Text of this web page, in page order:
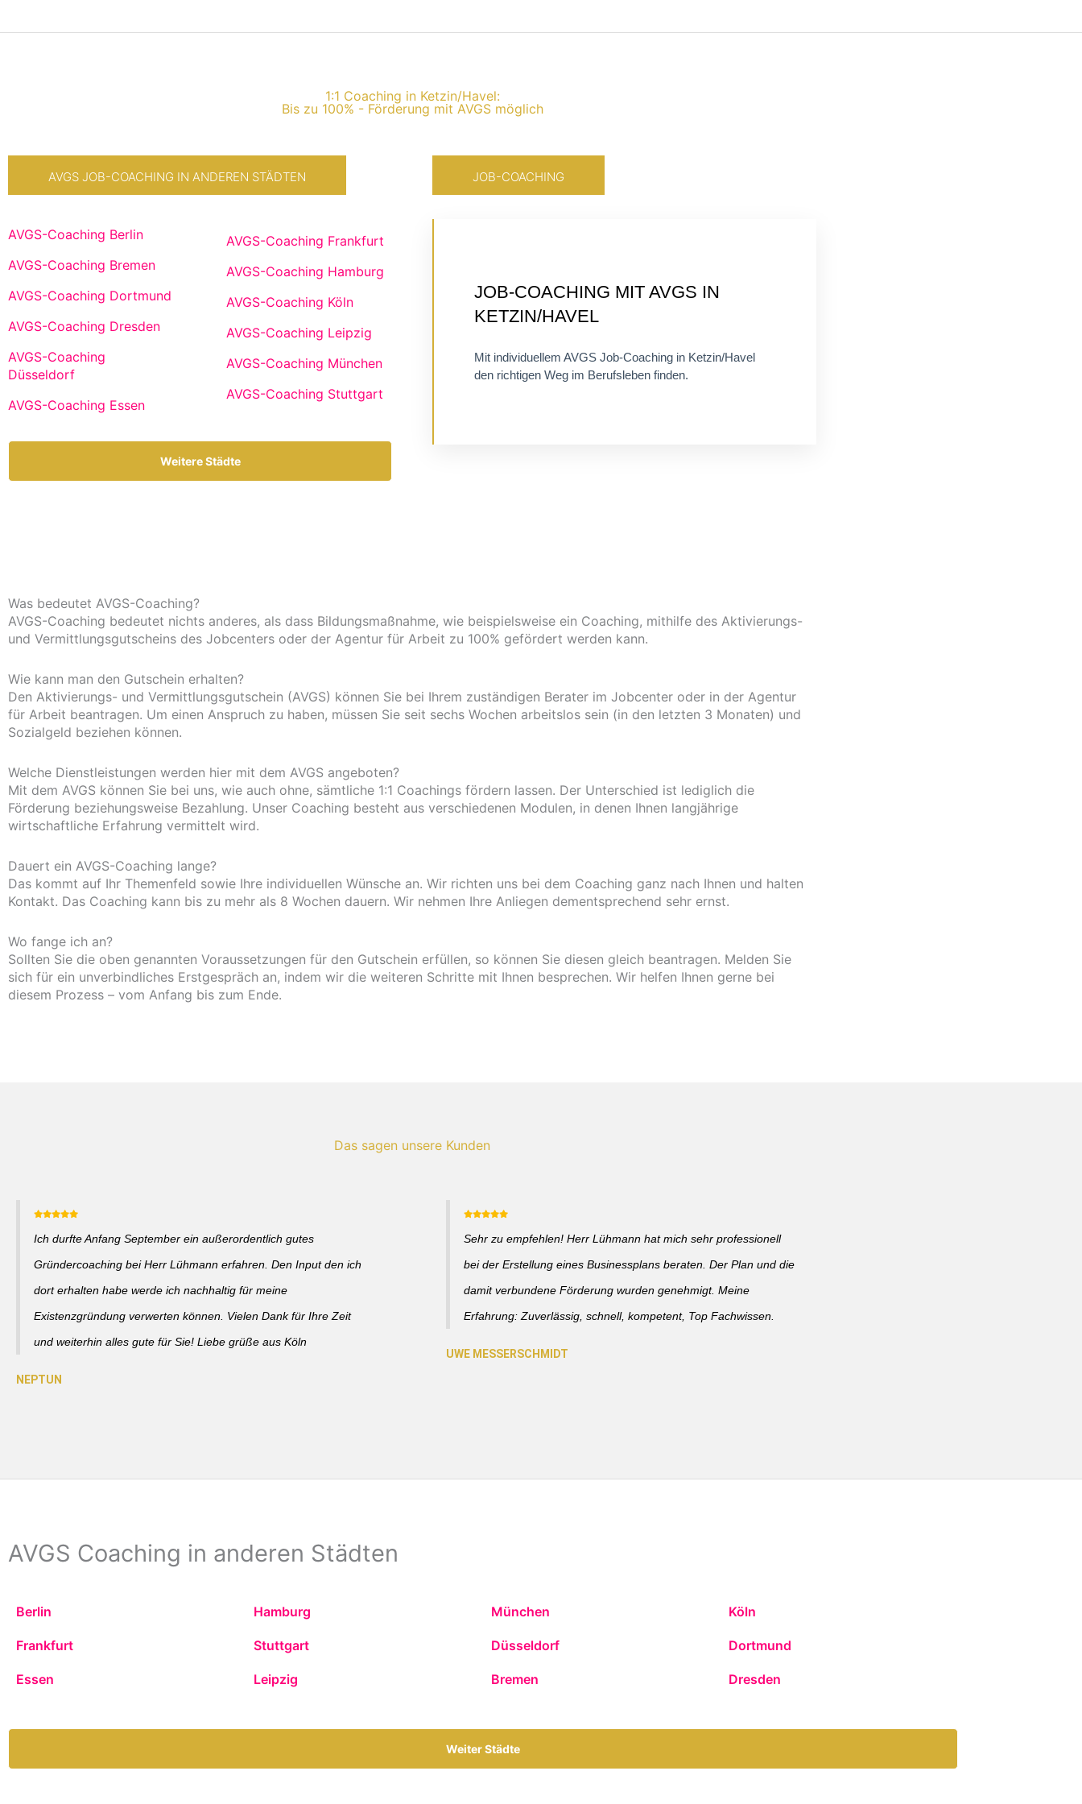
1:1 Coaching in Ketzin/Havel:
Bis zu 100% - Förderung mit AVGS möglich
AVGS JOB-COACHING IN ANDEREN STÄDTEN
AVGS-Coaching Berlin
AVGS-Coaching Bremen
AVGS-Coaching Dortmund
AVGS-Coaching Dresden
AVGS-Coaching
Düsseldorf
AVGS-Coaching Essen
AVGS-Coaching Frankfurt
AVGS-Coaching Hamburg
AVGS-Coaching Köln
AVGS-Coaching Leipzig
AVGS-Coaching München
AVGS-Coaching Stuttgart
Weitere Städte
JOB-COACHING
JOB-COACHING MIT AVGS IN
KETZIN/HAVEL
Mit individuellem AVGS Job-Coaching in Ketzin/Havel
den richtigen Weg im Berufsleben finden.
EINZELCOACHING
FLEXIBEL ONLINE
Was bedeutet AVGS-Coaching?
AVGS-Coaching bedeutet nichts anderes, als dass Bildungsmaßnahme, wie beispielsweise ein Coaching, mithilfe des Aktivierungs-
und Vermittlungsgutscheins des Jobcenters oder der Agentur für Arbeit zu 100% gefördert werden kann.
Wie kann man den Gutschein erhalten?
Den Aktivierungs- und Vermittlungsgutschein (AVGS) können Sie bei Ihrem zuständigen Berater im Jobcenter oder in der Agentur
für Arbeit beantragen. Um einen Anspruch zu haben, müssen Sie seit sechs Wochen arbeitslos sein (in den letzten 3 Monaten) und
Sozialgeld beziehen können.
Welche Dienstleistungen werden hier mit dem AVGS angeboten?
Mit dem AVGS können Sie bei uns, wie auch ohne, sämtliche 1:1 Coachings fördern lassen. Der Unterschied ist lediglich die
Förderung beziehungsweise Bezahlung. Unser Coaching besteht aus verschiedenen Modulen, in denen Ihnen langjährige
wirtschaftliche Erfahrung vermittelt wird.
Dauert ein AVGS-Coaching lange?
Das kommt auf Ihr Themenfeld sowie Ihre individuellen Wünsche an. Wir richten uns bei dem Coaching ganz nach Ihnen und halten
Kontakt. Das Coaching kann bis zu mehr als 8 Wochen dauern. Wir nehmen Ihre Anliegen dementsprechend sehr ernst.
Wo fange ich an?
Sollten Sie die oben genannten Voraussetzungen für den Gutschein erfüllen, so können Sie diesen gleich beantragen. Melden Sie
sich für ein unverbindliches Erstgespräch an, indem wir die weiteren Schritte mit Ihnen besprechen. Wir helfen Ihnen gerne bei
diesem Prozess – vom Anfang bis zum Ende.
Das sagen unsere Kunden
Ich durfte Anfang September ein außerordentlich gutes
Gründercoaching bei Herr Lühmann erfahren. Den Input den ich
dort erhalten habe werde ich nachhaltig für meine
Existenzgründung verwerten können. Vielen Dank für Ihre Zeit
und weiterhin alles gute für Sie! Liebe grüße aus Köln
Sehr zu empfehlen! Herr Lühmann hat mich sehr professionell
bei der Erstellung eines Businessplans beraten. Der Plan und die
damit verbundene Förderung wurden genehmigt. Meine
Erfahrung: Zuverlässig, schnell, kompetent, Top Fachwissen.
AVGS Coaching in anderen Städten
Berlin Hamburg München Köln
Frankfurt Stuttgart Düsseldorf Dortmund
Essen Leipzig Bremen Dresden
Weiter Städte